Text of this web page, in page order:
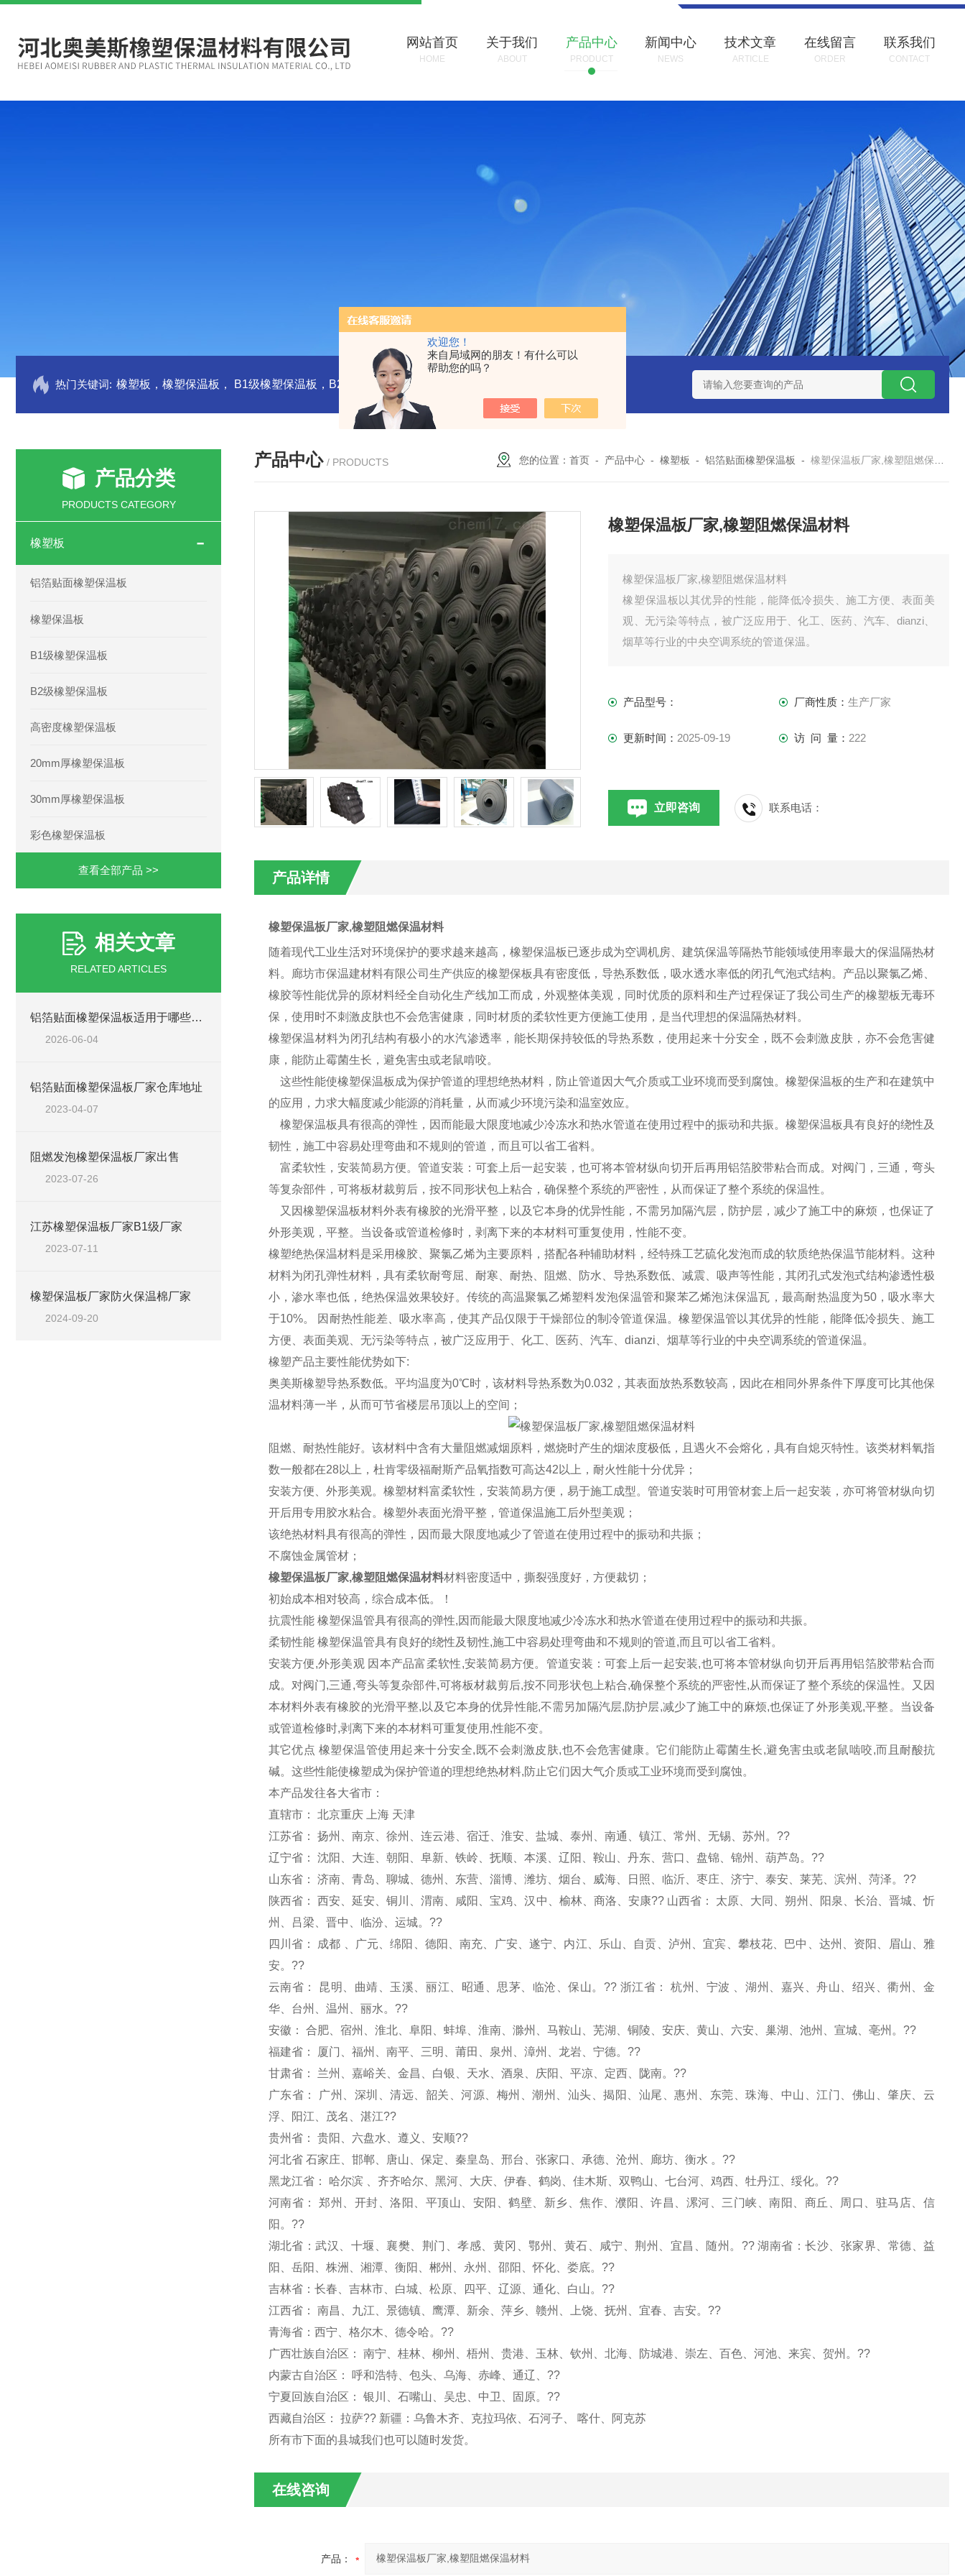
欢迎您！
来自局域网的朋友！有什么可以
帮助您的吗？
网站首页
HOME
关于我们
ABOUT
产品中心
PRODUCT
新闻中心
NEWS
技术文章
ARTICLE
在线留言
ORDER
联系我们
CONTACT
热门关键词:
产品分类
PRODUCTS CATEGORY
橡塑板
铝箔贴面橡塑保温板
橡塑保温板
B1级橡塑保温板
B2级橡塑保温板
高密度橡塑保温板
20mm厚橡塑保温板
30mm厚橡塑保温板
彩色橡塑保温板
查看全部产品 >>
相关文章
RELATED ARTICLES
铝箔贴面橡塑保温板适用于哪些工程场景？
2026-06-04
铝箔贴面橡塑保温板厂家仓库地址
2023-04-07
阻燃发泡橡塑保温板厂家出售
2023-07-26
江苏橡塑保温板厂家B1级厂家
2023-07-11
橡塑保温板厂家防火保温棉厂家
2024-09-20
产品中心 / PRODUCTS 您的位置：首页 - 产品中心 -橡塑板 -铝箔贴面橡塑保温板 -橡塑保温板厂家,橡塑阻燃保温材料
橡塑保温板厂家,橡塑阻燃保温材料
橡塑保温板厂家,橡塑阻燃保温材料
橡塑保温板以其优异的性能，能降低冷损失、施工方便、表面美
观、无污染等特点，被广泛应用于、化工、医药、汽车、dianzi、
烟草等行业的中央空调系统的管道保温。
产品型号： 厂商性质： 生产厂家
更新时间： 2025-09-19 访 问 量： 222
立即咨询 联系电话：
产品详情
橡塑保温板厂家,橡塑阻燃保温材料
随着现代工业生活对环境保护的要求越来越高，橡塑保温板已逐步成为空调机房、建筑保温等隔热节能领域使用率最大的保温隔热材
料。廊坊市保温建材料有限公司生产供应的橡塑保板具有密度低，导热系数低，吸水透水率低的闭孔气泡式结构。产品以聚氯乙烯、
橡胶等性能优异的原材料经全自动化生产线加工而成，外观整体美观，同时优质的原料和生产过程保证了我公司生产的橡塑板无毒环
保，使用时不刺激皮肤也不会危害健康，同时材质的柔软性更方便施工使用，是当代理想的保温隔热材料。
橡塑保温材料为闭孔结构有极小的水汽渗透率，能长期保持较低的导热系数，使用起来十分安全，既不会刺激皮肤，亦不会危害健
康，能防止霉菌生长，避免害虫或老鼠啃咬。
这些性能使橡塑保温板成为保护管道的理想绝热材料，防止管道因大气介质或工业环境而受到腐蚀。橡塑保温板的生产和在建筑中
的应用，力求大幅度减少能源的消耗量，从而减少环境污染和温室效应。
橡塑保温板具有很高的弹性，因而能最大限度地减少冷冻水和热水管道在使用过程中的振动和共振。橡塑保温板具有良好的绕性及
韧性，施工中容易处理弯曲和不规则的管道，而且可以省工省料。
富柔软性，安装简易方便。管道安装：可套上后一起安装，也可将本管材纵向切开后再用铝箔胶带粘合而成。对阀门，三通，弯头
等复杂部件，可将板材裁剪后，按不同形状包上粘合，确保整个系统的严密性，从而保证了整个系统的保温性。
又因橡塑保温板材料外表有橡胶的光滑平整，以及它本身的优异性能，不需另加隔汽层，防护层，减少了施工中的麻烦，也保证了
外形美观，平整。当设备或管道检修时，剥离下来的本材料可重复使用，性能不变。
橡塑绝热保温材料是采用橡胶、聚氯乙烯为主要原料，搭配各种辅助材料，经特殊工艺硫化发泡而成的软质绝热保温节能材料。这种
材料为闭孔弹性材料，具有柔软耐弯屈、耐寒、耐热、阻燃、防水、导热系数低、减震、吸声等性能，其闭孔式发泡式结构渗透性极
小，渗水率也低，绝热保温效果较好。传统的高温聚氯乙烯塑料发泡保温管和聚苯乙烯泡沫保温瓦，最高耐热温度为50，吸水率大
于10%。 因耐热性能差、吸水率高，使其产品仅限于干燥部位的制冷管道保温。橡塑保温管以其优异的性能，能降低冷损失、施工
方便、表面美观、无污染等特点，被广泛应用于、化工、医药、汽车、dianzi、烟草等行业的中央空调系统的管道保温。
橡塑产品主要性能优势如下:
奥美斯橡塑导热系数低。平均温度为0℃时，该材料导热系数为0.032，其表面放热系数较高，因此在相同外界条件下厚度可比其他保
温材料薄一半，从而可节省楼层吊顶以上的空间；
阻燃、耐热性能好。该材料中含有大量阻燃减烟原料，燃烧时产生的烟浓度极低，且遇火不会熔化，具有自熄灭特性。该类材料氧指
数一般都在28以上，杜肯零级福耐斯产品氧指数可高达42以上，耐火性能十分优异；
安装方便、外形美观。橡塑材料富柔软性，安装简易方便，易于施工成型。管道安装时可用管材套上后一起安装，亦可将管材纵向切
开后用专用胶水粘合。橡塑外表面光滑平整，管道保温施工后外型美观；
该绝热材料具有很高的弹性，因而最大限度地减少了管道在使用过程中的振动和共振；
不腐蚀金属管材；
橡塑保温板厂家,橡塑阻燃保温材料材料密度适中，撕裂强度好，方便裁切；
初始成本相对较高，综合成本低。！
抗震性能 橡塑保温管具有很高的弹性,因而能最大限度地减少冷冻水和热水管道在使用过程中的振动和共振。
柔韧性能 橡塑保温管具有良好的绕性及韧性,施工中容易处理弯曲和不规则的管道,而且可以省工省料。
安装方便,外形美观 因本产品富柔软性,安装简易方便。管道安装：可套上后一起安装,也可将本管材纵向切开后再用铝箔胶带粘合而
成。对阀门,三通,弯头等复杂部件,可将板材裁剪后,按不同形状包上粘合,确保整个系统的严密性,从而保证了整个系统的保温性。又因
本材料外表有橡胶的光滑平整,以及它本身的优异性能,不需另加隔汽层,防护层,减少了施工中的麻烦,也保证了外形美观,平整。当设备
或管道检修时,剥离下来的本材料可重复使用,性能不变。
其它优点 橡塑保温管使用起来十分安全,既不会刺激皮肤,也不会危害健康。它们能防止霉菌生长,避免害虫或老鼠啮咬,而且耐酸抗
碱。这些性能使橡塑成为保护管道的理想绝热材料,防止它们因大气介质或工业环境而受到腐蚀。
本产品发往各大省市：
直辖市： 北京重庆 上海 天津
江苏省： 扬州、南京、徐州、连云港、宿迁、淮安、盐城、泰州、南通、镇江、常州、无锡、苏州。??
辽宁省： 沈阳、大连、朝阳、阜新、铁岭、抚顺、本溪、辽阳、鞍山、丹东、营口、盘锦、锦州、葫芦岛。??
山东省： 济南、青岛、聊城、德州、东营、淄博、潍坊、烟台、威海、日照、临沂、枣庄、济宁、泰安、莱芜、滨州、菏泽。??
陕西省： 西安、延安、铜川、渭南、咸阳、宝鸡、汉中、榆林、商洛、安康?? 山西省： 太原、大同、朔州、阳泉、长治、晋城、忻
州、吕梁、晋中、临汾、运城。??
四川省： 成都 、广元、绵阳、德阳、南充、广安、遂宁、内江、乐山、自贡、泸州、宜宾、攀枝花、巴中、达州、资阳、眉山、雅
安。??
云南省： 昆明、曲靖、玉溪、丽江、昭通、思茅、临沧、保山。?? 浙江省： 杭州、宁波 、湖州、嘉兴、舟山、绍兴、衢州、金
华、台州、温州、丽水。??
安徽： 合肥、宿州、淮北、阜阳、蚌埠、淮南、滁州、马鞍山、芜湖、铜陵、安庆、黄山、六安、巢湖、池州、宣城、亳州。??
福建省： 厦门、福州、南平、三明、莆田、泉州、漳州、龙岩、宁德。??
甘肃省： 兰州、嘉峪关、金昌、白银、天水、酒泉、庆阳、平凉、定西、陇南。??
广东省： 广州、深圳、清远、韶关、河源、梅州、潮州、汕头、揭阳、汕尾、惠州、东莞、珠海、中山、江门、佛山、肇庆、云
浮、阳江、茂名、湛江??
贵州省： 贵阳、六盘水、遵义、安顺??
河北省 石家庄、邯郸、唐山、保定、秦皇岛、邢台、张家口、承德、沧州、廊坊、衡水 。??
黑龙江省： 哈尔滨 、齐齐哈尔、黑河、大庆、伊春、鹤岗、佳木斯、双鸭山、七台河、鸡西、牡丹江、绥化。??
河南省： 郑州、开封、洛阳、平顶山、安阳、鹤壁、新乡、焦作、濮阳、许昌、漯河、三门峡、南阳、商丘、周口、驻马店、信
阳。??
湖北省：武汉、十堰、襄樊、荆门、孝感、黄冈、鄂州、黄石、咸宁、荆州、宜昌、随州。?? 湖南省：长沙、张家界、常德、益
阳、岳阳、株洲、湘潭、衡阳、郴州、永州、邵阳、怀化、娄底。??
吉林省：长春、吉林市、白城、松原、四平、辽源、通化、白山。??
江西省： 南昌、九江、景德镇、鹰潭、新余、萍乡、赣州、上饶、抚州、宜春、吉安。??
青海省：西宁、格尔木、德令哈。??
广西壮族自治区： 南宁、桂林、柳州、梧州、贵港、玉林、钦州、北海、防城港、崇左、百色、河池、来宾、贺州。??
内蒙古自治区： 呼和浩特、包头、乌海、赤峰、通辽、??
宁夏回族自治区： 银川、石嘴山、吴忠、中卫、固原。??
西藏自治区： 拉萨?? 新疆：乌鲁木齐、克拉玛依、石河子、 喀什、阿克苏
所有市下面的县城我们也可以随时发货。
在线咨询
产品：